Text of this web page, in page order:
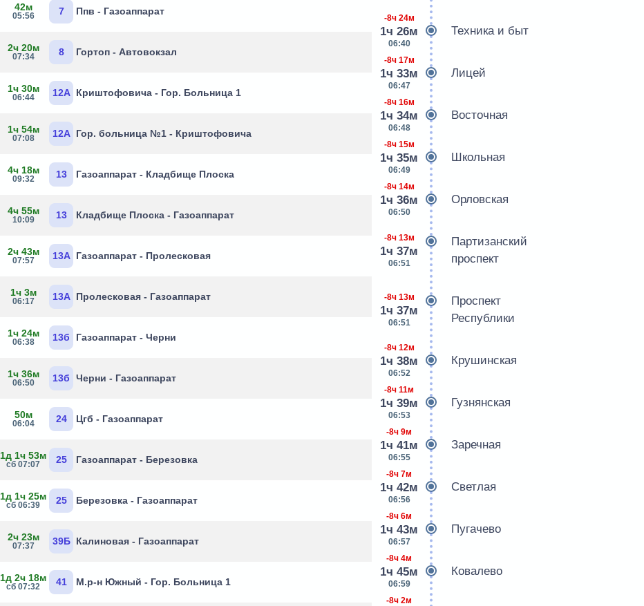
42м
05:56 7 Ппв - Газоаппарат
2ч 20м
07:34 8 Гортоп - Автовокзал
1ч 30м
06:44 12А Криштофовича - Гор. Больница 1
1ч 54м
07:08 12А Гор. больница №1 - Криштофовича
4ч 18м
09:32 13 Газоаппарат - Кладбище Плоска
4ч 55м
10:09 13 Кладбище Плоска - Газоаппарат
2ч 43м
07:57 13А Газоаппарат - Пролесковая
1ч 3м
06:17 13А Пролесковая - Газоаппарат
1ч 24м
06:38 13б Газоаппарат - Черни
1ч 36м
06:50 13б Черни - Газоаппарат
50м
06:04 24 Цгб - Газоаппарат
1д 1ч 53м
сб 07:07 25 Газоаппарат - Березовка
1д 1ч 25м
сб 06:39 25 Березовка - Газоаппарат
2ч 23м
07:37 39Б Калиновая - Газоаппарат
1д 2ч 18м
сб 07:32 41 М.р-н Южный - Гор. Больница 1
-8ч 24м
1ч 26м
06:40
Техника и быт
-8ч 17м
1ч 33м
06:47
Лицей
-8ч 16м
1ч 34м
06:48
Восточная
-8ч 15м
1ч 35м
06:49
Школьная
-8ч 14м
1ч 36м
06:50
Орловская
-8ч 13м
1ч 37м
06:51
Партизанский
проспект
-8ч 13м
1ч 37м
06:51
Проспект
Республики
-8ч 12м
1ч 38м
06:52
Крушинская
-8ч 11м
1ч 39м
06:53
Гузнянская
-8ч 9м
1ч 41м
06:55
Заречная
-8ч 7м
1ч 42м
06:56
Светлая
-8ч 6м
1ч 43м
06:57
Пугачево
-8ч 4м
1ч 45м
06:59
Ковалево
-8ч 2м